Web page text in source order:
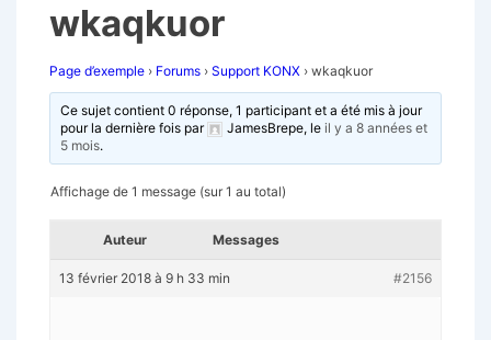
wkaqkuor
Page d’exemple › Forums › Support KONX › wkaqkuor
Ce sujet contient 0 réponse, 1 participant et a été mis à jour
pour la dernière fois par
JamesBrepe, leil y a 8 années et
5 mois.
Affichage de 1 message (sur 1 au total)
Auteur Messages
13 février 2018 à 9 h 33 min #2156